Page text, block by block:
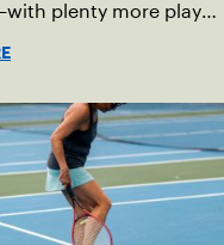
plenty more play